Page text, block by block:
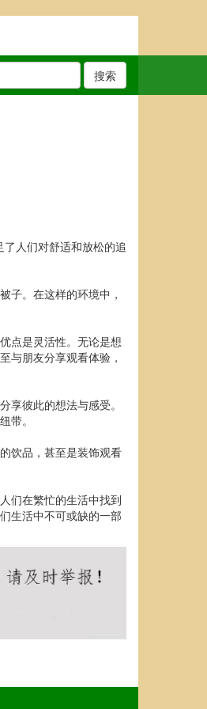
搜索
人们对舒适和放松的追
子。在这样的环境中，
点是灵活性。无论是想
与朋友分享观看体验，
彼此的想法与感受。
带。
饮品，甚至是装饰观看
们在繁忙的生活中找到
生活中不可或缺的一部